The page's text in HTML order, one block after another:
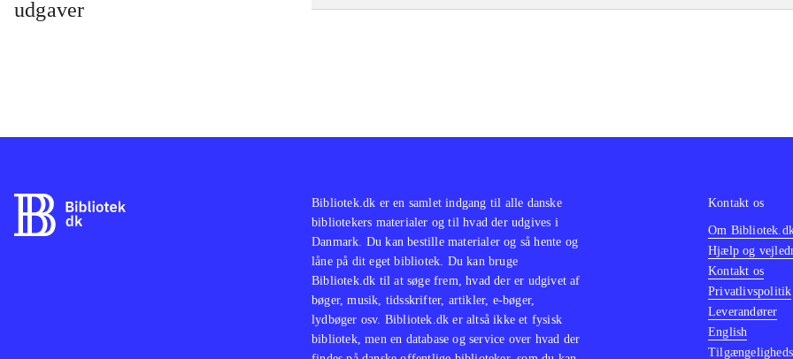
udgaver
Bibliotek.dk er en samlet indgang til alle danske
bibliotekers materialer og til hvad der udgives i
Danmark. Du kan bestille materialer og så hente og
låne på dit eget bibliotek. Du kan bruge
Bibliotek.dk til at søge frem, hvad der er udgivet af
bøger, musik, tidsskrifter, artikler, e-bøger,
lydbøger osv. Bibliotek.dk er altså ikke et fysisk
bibliotek, men en database og service over hvad der
Kontakt os
Om
Hjælp og
Kontakt os
Privatlivspolitik
Leverandører
English